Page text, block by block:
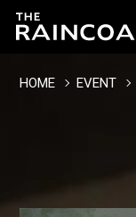
HOME EVENT